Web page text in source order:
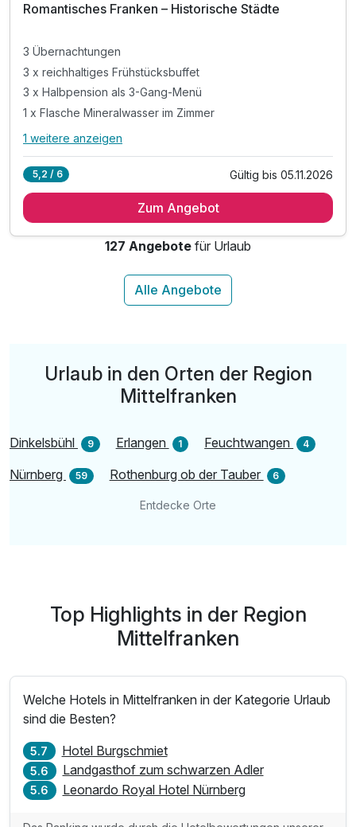
Romantisches Franken – Historische Städte
3 Übernachtungen
3 x reichhaltiges Frühstücksbuffet
3 x Halbpension als 3-Gang-Menü
1 x Flasche Mineralwasser im Zimmer
Alle Inklusivleistungen
3 x reichhaltiges Frühstücksbuffet
1 x Flasche Mineralwasser im Zimmer
1 weitere anzeigen
5,2 / 6 Gültig bis 05.11.2026
Zum Angebot
127 Angebote für Urlaub
Urlaub in den Orten der Region
Mittelfranken
Dinkelsbühl 9 Erlangen 1 Feuchtwangen 4
Nürnberg 59 Rothenburg ob der Tauber 6
Entdecke Orte
Top Highlights in der Region
Mittelfranken
Welche Hotels in Mittelfranken in der Kategorie Urlaub
sind die Besten?
5.7 Hotel Burgschmiet
5.6 Landgasthof zum schwarzen Adler
5.6 Leonardo Royal Hotel Nürnberg